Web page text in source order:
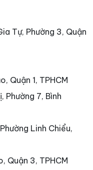
Tự, Phường 3, Quận
Quận 1, TPHCM
Phường 7, Bình
Linh Chiểu,
Quận 3, TPHCM